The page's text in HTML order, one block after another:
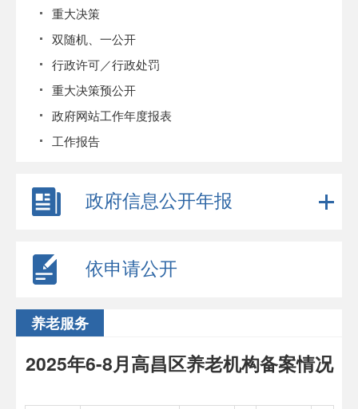
重大决策
双随机、一公开
行政许可／行政处罚
重大决策预公开
政府网站工作年度报表
工作报告
政府信息公开年报
依申请公开
养老服务
2025年6-8月高昌区养老机构备案情况